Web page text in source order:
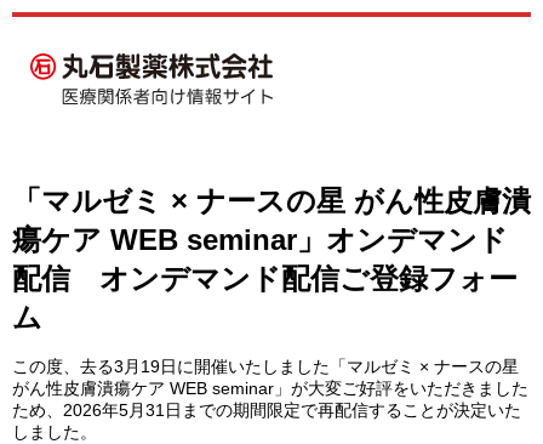
「マルゼミ × ナースの星 がん性皮膚潰
瘍ケア WEB seminar」オンデマンド
配信 オンデマンド配信ご登録フォー
ム
この度、去る3月19日に開催いたしました「マルゼミ × ナースの星
がん性皮膚潰瘍ケア WEB seminar」が大変ご好評をいただきました
ため、2026年5月31日までの期間限定で再配信することが決定いた
しました。